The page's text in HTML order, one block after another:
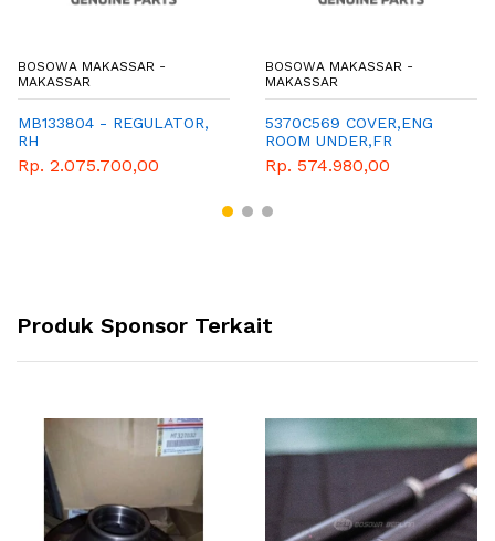
BOSOWA MAKASSAR -
MAKASSAR
MB133804 - REGULATOR,
RH
Rp. 2.075.700,00
BOSOWA MAKASSAR -
MAKASSAR
5370C569 COVER,ENG
ROOM UNDER,FR
Rp. 574.980,00
Produk Sponsor Terkait